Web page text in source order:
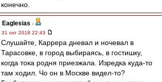
конечно.
Eaglesias -
31 окт 2018 22:43
Слушайте, Каррера дневал и ночевал в
Тарасовке, в город выбираясь, в гостишку,
когда тока родня приезжала. Изредка куда-то
там ходил. Чо он в Москве видел-то?